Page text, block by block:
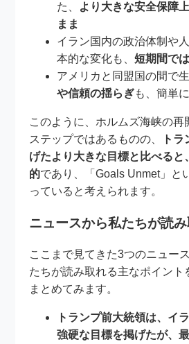
た、 より大きな安全保障
まま
イラン国内の政治体制や
本的な変化も、短期間で
アメリカと同盟国の間で
や信頼の揺らぎも、簡単
このように、ホルムズ海峡の再
ステップではあるものの、
ト
げたより大きな目標と比べると
的であり、「Goals Unmet」と
っていると考えられます。
ニュースから私たちが読
ここまで見てきた3つのニュー
たちが読み取れる主なポイント
まとめてみます。
トランプ前大統領は、イ
強硬な目標を掲げたが、